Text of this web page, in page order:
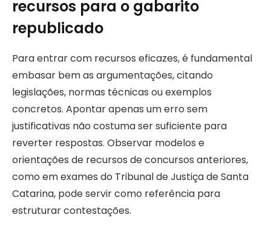
recursos para o gabarito
republicado
Para entrar com recursos eficazes, é fundamental
embasar bem as argumentações, citando
legislações, normas técnicas ou exemplos
concretos. Apontar apenas um erro sem
justificativas não costuma ser suficiente para
reverter respostas. Observar modelos e
orientações de recursos de concursos anteriores,
como em exames do Tribunal de Justiça de Santa
Catarina, pode servir como referência para
estruturar contestações.